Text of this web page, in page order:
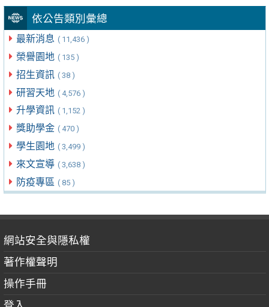
依公告類別彙總
最新消息 ( 11,436 )
榮譽園地 ( 135 )
招生資訊 ( 38 )
研習天地 ( 4,576 )
升學資訊 ( 1,152 )
獎助學金 ( 470 )
學生園地 ( 3,499 )
來文宣導 ( 3,638 )
防疫專區 ( 85 )
網站安全與隱私權
著作權聲明
操作手冊